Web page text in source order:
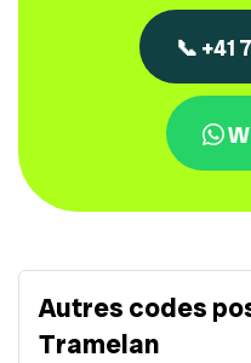
📞 +41
Autres codes
Tramelan